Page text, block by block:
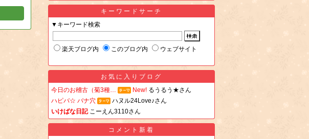
キーワードサーチ
▼キーワード検索
楽天ブログ内 このブログ内 ウェブサイト
お気に入りブログ
今日のお稽古（菊3種…
New! るうるう★さん
ハピバ☆ バナ穴
ハヌル24Love♪さん
いけばな日記こーえん3110さん
コメント新着